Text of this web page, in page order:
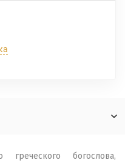
богослова,